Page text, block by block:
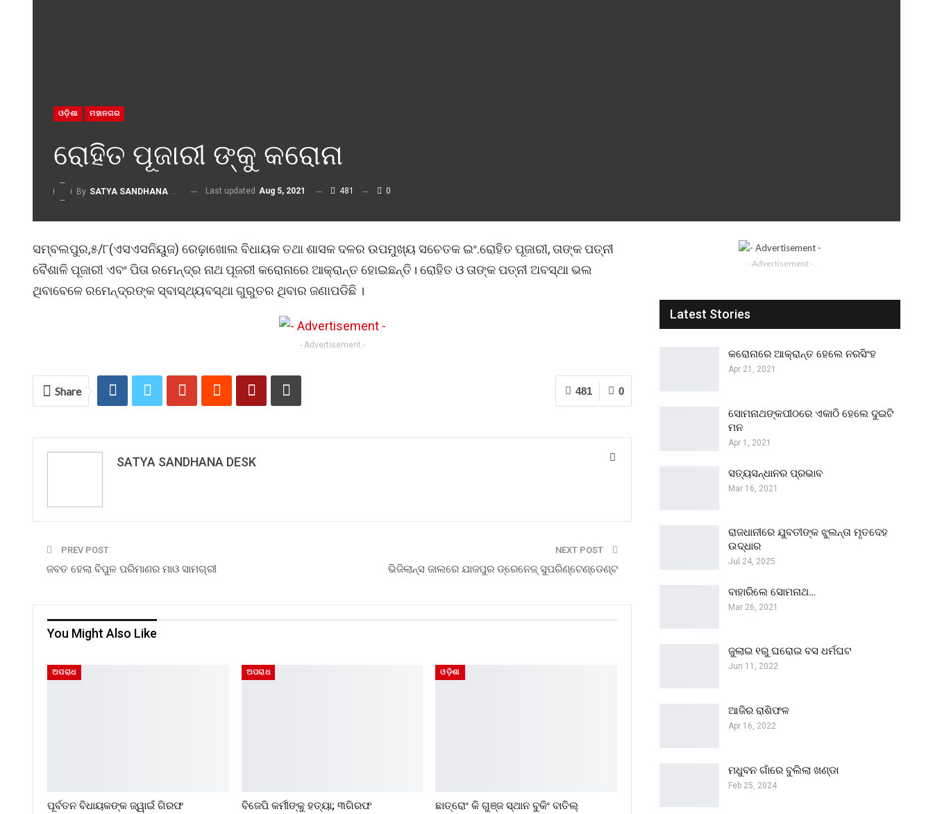
ଓଡ଼ିଶା ମହାନଗର
ରୋହିତ ପୂଜାରୀ ଙ୍କୁ କରୋନା
By SATYA SANDHANA DESK Last updated Aug 5, 2021 481 0
ସମ୍ବଲପୁର,୫/୮(ଏସଏସନିୟୁଜ) ରେଢ଼ାଖୋଲ ବିଧାୟକ ତଥା ଶାସକ ଦଳର ଉପମୁଖ୍ୟ ସଚେତକ ଇଂ.ରୋହିତ ପୂଜାରୀ, ତାଙ୍କ ପତ୍ନୀ
ବୈଶାଳି ପୂଜାରୀ ଏବଂ ପିତା ରମେନ୍ଦ୍ର ନାଥ ପୂଜରୀ କରୋନାରେ ଆକ୍ରାନ୍ତ ହୋଇଛନ୍ତି। ରୋହିତ ଓ ତାଙ୍କ ପତ୍ନୀ ଅବସ୍ଥା ଭଲ
ଥିବାବେଳେ ରମେନ୍ଦ୍ରଙ୍କ ସ୍ବାସ୍ଥ୍ୟବସ୍ଥା ଗୁରୁତର ଥିବାର ଜଣାପଡିଛି ।
- Advertisement -
0
481
Share
SATYA SANDHANA DESK
PREV POST
ଜବତ ହେଲା ବିପୁଳ ପରିମାଣର ମାଓ ସାମଗ୍ରୀ
NEXT POST
ଭିଜିଲାନ୍ସ‌ ଜାଲରେ ଯାଜପୁର ଡ୍ରେନେଜ୍ ସୁପରିଣ୍ଟେଣ୍ଡେଣ୍ଟ
You Might Also Like
ଅପରାଧ
ପୂର୍ବତନ ବିଧାୟକଙ୍କ ଜ୍ୱାଇଁ ଗିରଫ
ଅପରାଧ
ବିଜେପି କର୍ମୀଙ୍କୁ ହତ୍ୟା; ୩ଗିରଫ
ଓଡ଼ିଶା
ଛାତ୍ରୋଂ କି ଗୁଞ୍ଜ ସ୍ଥାନ ବୁକିଂ ବାତିଲ୍
- Advertisement -
Latest Stories
କରୋନାରେ ଆକ୍ରାନ୍ତ ହେଲେ ନରସିଂହ
Apr 21, 2021
ସୋମନାଥଙ୍କପୀଠରେ ଏକାଠି ହେଲେ ଦୁଇଟି
ମନ
Apr 1, 2021
ସତ୍ୟସନ୍ଧାନର ପ୍ରଭାବ
Mar 16, 2021
ରାଜଧାନୀରେ ଯୁବତୀଙ୍କ ଝୁଲନ୍ତା ମୃତଦେହ
ଉଦ୍ଧାର
Jul 24, 2025
ବାହାରିଲେ ସୋମନାଥ…
Mar 26, 2021
ଜୁଲାଇ ୧ରୁ ଘରୋଇ ବସ ଧର୍ମଘଟ
Jun 11, 2022
ଆଜିର ରାଶିଫଳ
Apr 16, 2022
ମଧୁବନ ଗାଁରେ ବୁଲିଲା ଖଣ୍ଡା
Feb 25, 2024